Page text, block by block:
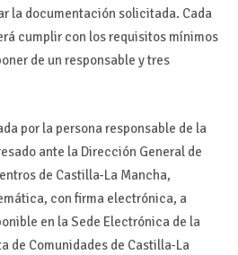
la documentación solicitada. Cada
cumplir con los requisitos mínimos
de un responsable y tres
por la persona responsable de la
ante la Dirección General de
de Castilla-La Mancha,
con firma electrónica, a
en la Sede Electrónica de la
de Comunidades de Castilla-La